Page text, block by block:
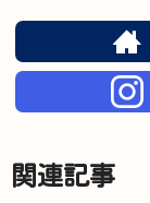
関連記事